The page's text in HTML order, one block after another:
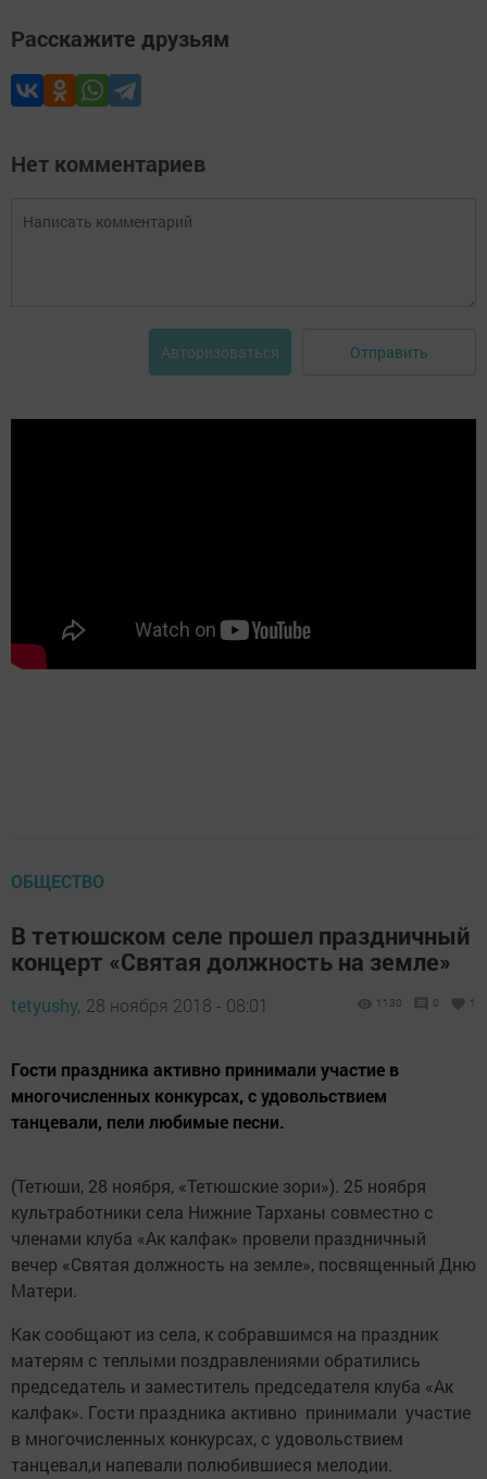
Расскажите друзьям
Нет комментариев
Авторизоваться Отправить
ОБЩЕСТВО
В тетюшском селе прошел праздничный
концерт «Святая должность на земле»
tetyushy, 28 ноября 2018 - 08:01 1130 0 1
Гости праздника активно принимали участие в
многочисленных конкурсах, с удовольствием
танцевали, пели любимые песни.
(Тетюши, 28 ноября, «Тетюшские зори»). 25 ноября
культработники села Нижние Тарханы совместно с
членами клуба «Ак калфак» провели праздничный
вечер «Святая должность на земле», посвященный Дню
Матери.
Как сообщают из села, к собравшимся на праздник
матерям с теплыми поздравлениями обратились
председатель и заместитель председателя клуба «Ак
калфак». Гости праздника активно принимали участие
в многочисленных конкурсах, с удовольствием
танцевал,и напевали полюбившиеся мелодии.